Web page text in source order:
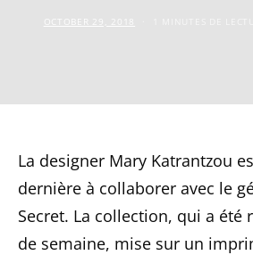
OCTOBER 29, 2018
La designer Mary Katrantzou
dernière à collaborer avec le
Secret. La collection, qui a été
de semaine, mise sur un